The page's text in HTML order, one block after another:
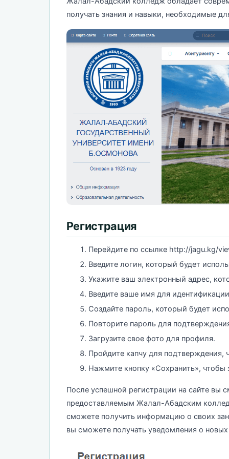
получать знания и навыки, необходимые
Регистрация
Перейдите по ссылке http://jagu.kg/
Введите логин, который будет
Укажите ваш электронный адрес,
Введите ваше имя для
Создайте пароль, который будет
Повторите пароль для
Загрузите свое фото для профиля.
Пройдите капчу для подтверждения,
Нажмите кнопку «Сохранить», чтобы
После успешной регистрации на сайте вы
предоставляемым Жалал-Абадским
сможете получить информацию о своих
вы сможете получать уведомления о